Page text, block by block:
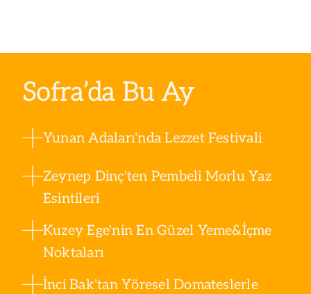
Sofra’da Bu Ay
Yunan Adaları'nda Lezzet Festivali
Zeynep Dinç'ten Pembeli Morlu Yaz
Esintileri
Kuzey Ege'nin En Güzel Yeme&İçme
Noktaları
İnci Bak'tan Yöresel Domateslerle